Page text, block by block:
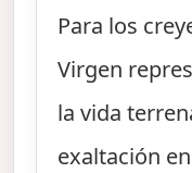
Para los
Virgen
la vida
exaltación